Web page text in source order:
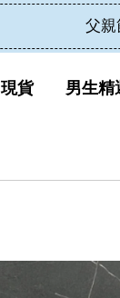
父
現貨 男生精